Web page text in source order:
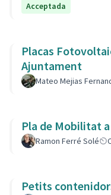
Acceptada
Placas
Ajuntament
Mateo Mejias
Pla de Mobilitat
Ramon Ferré Solé
Petits